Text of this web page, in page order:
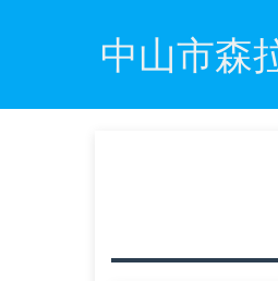
中山市森